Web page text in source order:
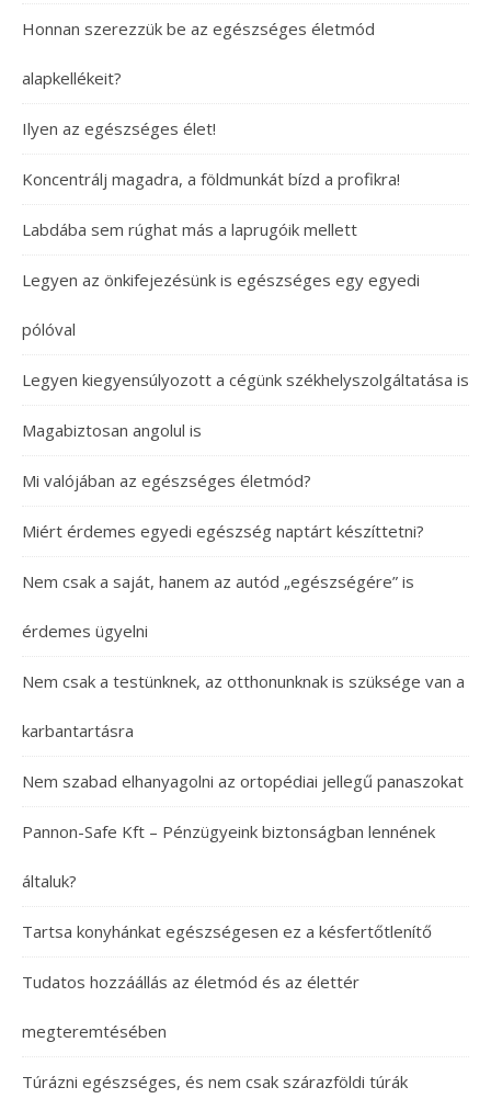
Honnan szerezzük be az egészséges életmód
alapkellékeit?
Ilyen az egészséges élet!
Koncentrálj magadra, a földmunkát bízd a profikra!
Labdába sem rúghat más a laprugóik mellett
Legyen az önkifejezésünk is egészséges egy egyedi
pólóval
Legyen kiegyensúlyozott a cégünk székhelyszolgáltatása is
Magabiztosan angolul is
Mi valójában az egészséges életmód?
Miért érdemes egyedi egészség naptárt készíttetni?
Nem csak a saját, hanem az autód „egészségére” is
érdemes ügyelni
Nem csak a testünknek, az otthonunknak is szüksége van a
karbantartásra
Nem szabad elhanyagolni az ortopédiai jellegű panaszokat
Pannon-Safe Kft – Pénzügyeink biztonságban lennének
általuk?
Tartsa konyhánkat egészségesen ez a késfertőtlenítő
Tudatos hozzáállás az életmód és az élettér
megteremtésében
Túrázni egészséges, és nem csak szárazföldi túrák